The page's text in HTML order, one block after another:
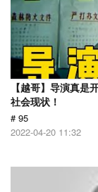
【越哥】导演真是
社会现状！
# 95
2022-04-20 11:32